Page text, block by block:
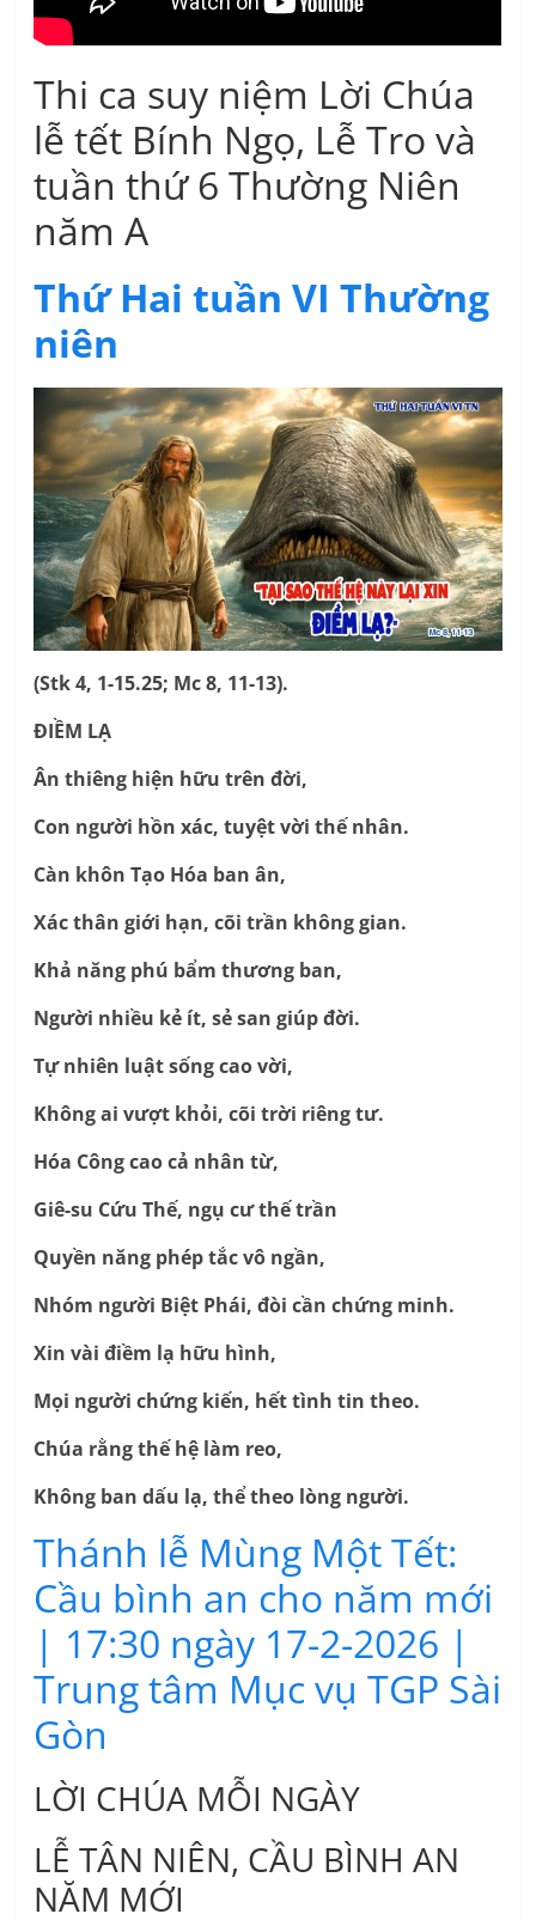
Thi ca suy niệm Lời Chúa
lễ tết Bính Ngọ, Lễ Tro và
tuần thứ 6 Thường Niên
năm A
Thứ Hai tuần VI Thường
niên
(Stk 4, 1-15.25; Mc 8, 11-13).
ĐIỀM LẠ
Ân thiêng hiện hữu trên đời,
Con người hồn xác, tuyệt vời thế nhân.
Càn khôn Tạo Hóa ban ân,
Xác thân giới hạn, cõi trần không gian.
Khả năng phú bẩm thương ban,
Người nhiều kẻ ít, sẻ san giúp đời.
Tự nhiên luật sống cao vời,
Không ai vượt khỏi, cõi trời riêng tư.
Hóa Công cao cả nhân từ,
Giê-su Cứu Thế, ngụ cư thế trần
Quyền năng phép tắc vô ngần,
Nhóm người Biệt Phái, đòi cần chứng minh.
Xin vài điềm lạ hữu hình,
Mọi người chứng kiến, hết tình tin theo.
Chúa rằng thế hệ làm reo,
Không ban dấu lạ, thể theo lòng người.
Thánh lễ Mùng Một Tết:
Cầu bình an cho năm mới
| 17:30 ngày 17-2-2026 |
Trung tâm Mục vụ TGP Sài
Gòn
LỜI CHÚA MỖI NGÀY
LỄ TÂN NIÊN, CẦU BÌNH AN
NĂM MỚI